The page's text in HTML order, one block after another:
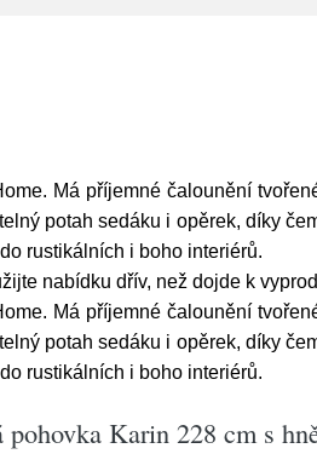
Má příjemné čalounění
potah sedáku i opěrek, díky
rustikálních i boho interiérů.
nabídku dřív, než dojde k
Má příjemné čalounění
potah sedáku i opěrek, díky
rustikálních i boho interiérů.
Karin 228 cm s